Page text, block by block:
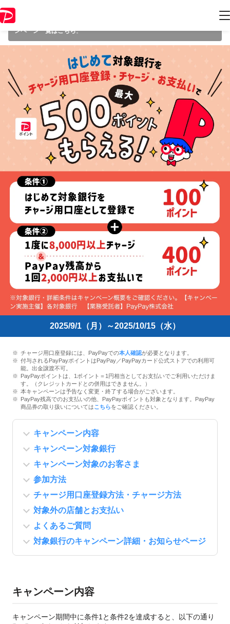
ージ内の情報はキャンペーン終了時点のものになります。
ンペーン一覧はこちら。
2025/9/1（月）～2025/10/15（水）
チャージ用口座登録には、PayPayでの本人確認が必要となります。
付与されるPayPayポイントはPayPay／PayPayカード公式ストアでの利用可
能。出金譲渡不可。
PayPayポイントは、1ポイント＝1円相当としてお支払いでご利用いただけま
す。（クレジットカードとの併用はできません。）
本キャンペーンは予告なく変更・終了する場合がございます。
PayPay残高でのお支払いの他、PayPayポイントも対象となります。PayPay
商品券の取り扱いについてはこちらをご確認ください。
キャンペーン内容
キャンペーン対象銀行
キャンペーン対象のお客さま
参加方法
チャージ用口座登録方法・チャージ方法
対象外の店舗とお支払い
よくあるご質問
対象銀行のキャンペーン詳細・お知らせページ
キャンペーン内容
キャンペーン期間中に条件1と条件2を達成すると、以下の通り